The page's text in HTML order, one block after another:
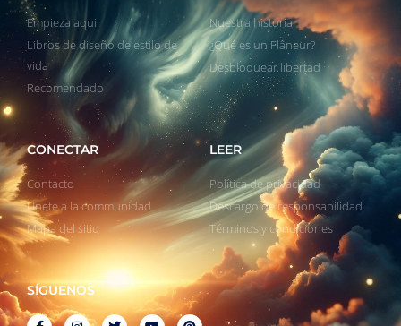
Empieza aqui
Libros de diseño de estilo de
vida
Recomendado
Nuestra historia
¿Qué es un Flâneur?
Desbloquear libertad
CONECTAR
Contacto
Unete a la communidad
Mapa del sitio
LEER
Política de privacidad
Descargo de responsabilidad
Términos y condiciones
SÍGUENOS